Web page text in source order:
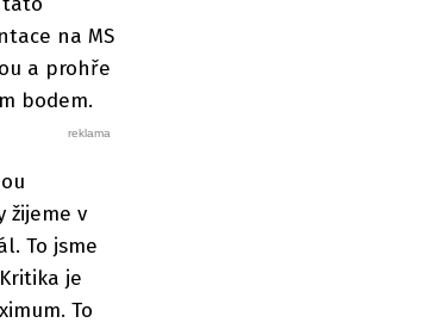
na MS
a prohře
bodem.
žijeme v
To jsme
je
To